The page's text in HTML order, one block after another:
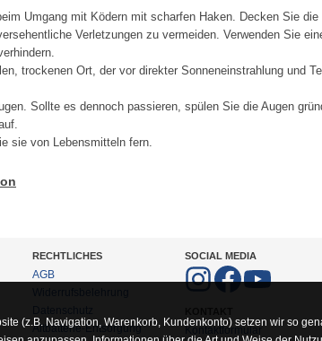
Umgang mit Ködern mit scharfen Haken. Decken Sie die
Verletzungen zu vermeiden. Verwenden Sie
trockenen Ort, der vor direkter Sonneneinstrahlung und
Sollte es dennoch passieren, spülen Sie die Augen
sie von Lebensmitteln fern.
RECHTLICHES
AGB
Altbatterie-Entsorgung
SOCIAL MEDIA
Kontaktformular
(z.B. Navigation, Warenkorb, Kundenkonto) setzen wir so